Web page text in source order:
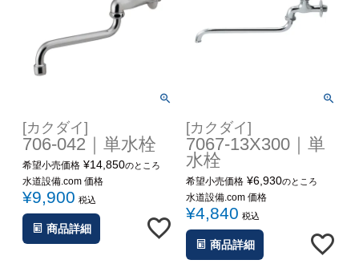
[カクダイ]
706-042｜単水栓
希望小売価格 ¥14,850のところ
水道設備.com 価格
¥9,900 税込
商品詳細
[カクダイ]
7067-13X300｜単
水栓
希望小売価格 ¥6,930のところ
水道設備.com 価格
¥4,840 税込
商品詳細